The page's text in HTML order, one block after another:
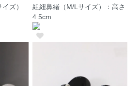
ズ）
組紐鼻緒（M/Lサイズ）：高さ
4.5cm